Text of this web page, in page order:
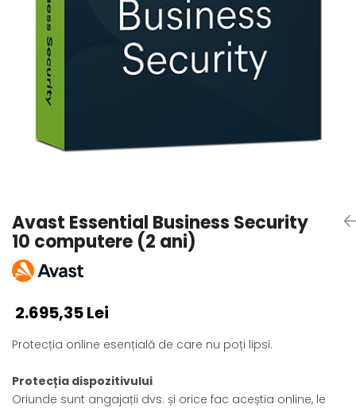
AVAST Driver Updater
AVAST SecureLine VPN
AVAST AntiTrack Premium
Avast Essential Business Security
10 computere (2 ani)
2.695,35 Lei
Protecția online esențială de care nu poți lipsi.
Protecția dispozitivului
Oriunde sunt angajații dvs. și orice fac aceștia online, le